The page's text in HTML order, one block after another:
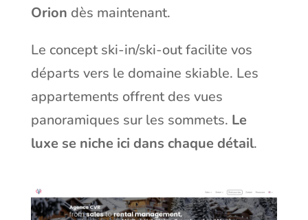
Orion dès maintenant.
Le concept ski-in/ski-out facilite vos
départs vers le domaine skiable. Les
appartements offrent des vues
panoramiques sur les sommets. Le
luxe se niche ici dans chaque détail.